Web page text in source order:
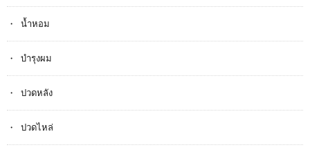
น้ำหอม
บำรุงผม
ปวดหลัง
ปวดไหล่